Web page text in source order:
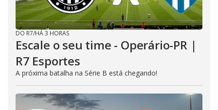
DO R7/HÁ 3 HORAS
Escale o seu time - Operário-PR |
R7 Esportes
A próxima batalha na Série B está chegando!